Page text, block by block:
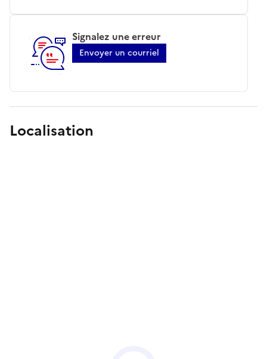
Signalez une erreur
Envoyer un courriel
Localisation